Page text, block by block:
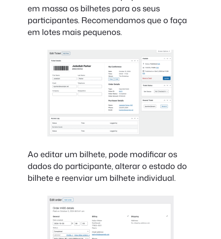
em massa os bilhetes para os seus
participantes. Recomendamos que o faça
em lotes mais pequenos.
Ao editar um bilhete, pode modificar os
dados do participante, alterar o estado do
bilhete e reenviar um bilhete individual.